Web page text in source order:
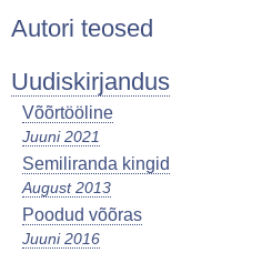
Autori teosed
Uudiskirjandus
Võõrtööline
Juuni 2021
Semiliranda kingid
August 2013
Poodud võõras
Juuni 2016